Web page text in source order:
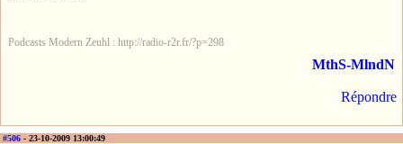
Podcasts Modern Zeuhl : http://radio-r2r.fr/?p=298
MthS-MlndN
Répondre
#506 - 23-10-2009 13:00:49